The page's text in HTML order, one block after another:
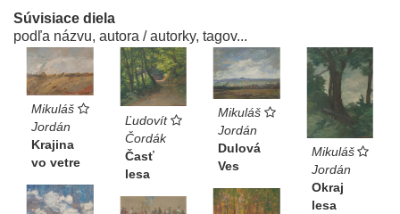
Súvisiace diela
podľa názvu, autora / autorky, tagov...
Mikuláš
Jordán
Krajina
vo vetre
Ľudovít
Čordák
Časť
lesa
Mikuláš
Jordán
Dulová
Ves
Mikuláš
Jordán
Okraj
lesa